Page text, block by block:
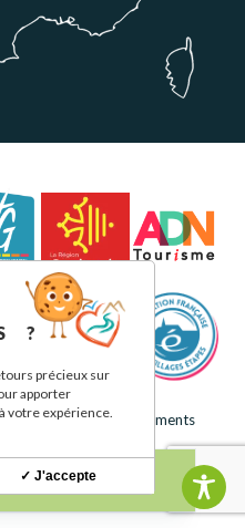
Nos engagements
?
précieux sur
apporter
votre expérience.
✓ J'accepte